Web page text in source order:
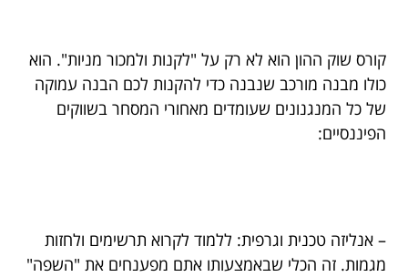
קורס שוק ההון הוא לא רק על "לקנות ולמכור מניות". הוא
כולו מבנה מורכב שנבנה כדי להקנות לכם הבנה עמוקה
של כל המנגנונים שעומדים מאחורי המסחר בשווקים
הפיננסיים:
– אנליזה טכנית וגרפית: ללמוד לקרוא תרשימים ולחזות
מגמות. זה הכלי שבאמצעותו אתם מפענחים את "השפה"